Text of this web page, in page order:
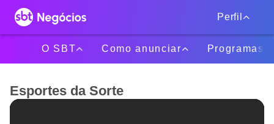
Perfil
O SBT Como anunciar Programas
Esportes da Sorte